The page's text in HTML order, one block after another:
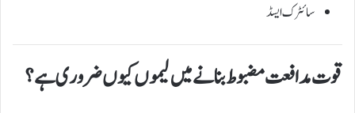
سائٹرک ایسڈ
قوت مدافعت مضبوط بنانے میں لیموں کیوں ضروری ہے؟